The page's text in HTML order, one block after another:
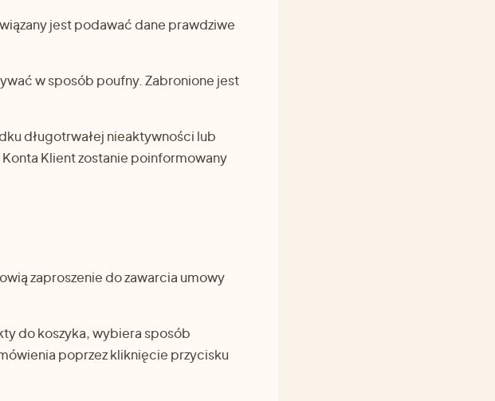
jest podawać dane prawdziwe
w sposób poufny. Zabronione jest
długotrwałej nieaktywności lub
Klient zostanie poinformowany
zaproszenie do zawarcia umowy
do koszyka, wybiera sposób
poprzez kliknięcie przycisku